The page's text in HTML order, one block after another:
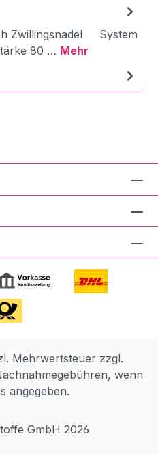
Zwillingsnadel System
80 … Mehr
Mehrwertsteuer zzgl.
wenn
angegeben.
GmbH 2026